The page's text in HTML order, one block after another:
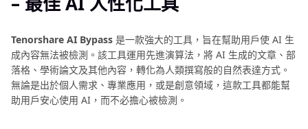
Tenorshare AI Bypass 是一款強大的工具，旨在幫助用戶使 AI 生
成內容無法被檢測。該工具運用先進演算法，將 AI 生成的文章、部
落格、學術論文及其他內容，轉化為人類撰寫般的自然表達方式。
無論是出於個人需求、專業應用，或是創意領域，這款工具都能幫
助用戶安心使用 AI，而不必擔心被檢測。